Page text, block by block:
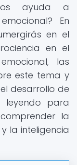
ayuda a
En
en el
en el
las
este tema y
desarrollo de
leyendo para
la
la inteligencia